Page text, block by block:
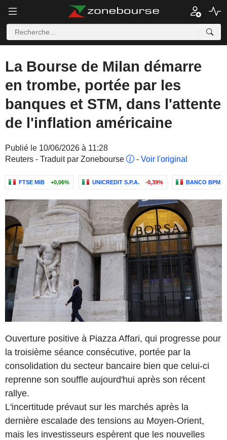
La Bourse de Milan démarre
en trombe, portée par les
banques et STM, dans l'attente
de l'inflation américaine
Publié le 10/06/2026 à 11:28
Reuters - Traduit par Zonebourse
- Voir l'original
FTSE MIB +0,06% UNICREDIT S.P.A. -0,39% BANCO BPM
Ouverture positive à Piazza Affari, qui progresse pour
la troisième séance consécutive, portée par la
consolidation du secteur bancaire bien que celui-ci
reprenne son souffle aujourd'hui après son récent
rallye.
L'incertitude prévaut sur les marchés après la
dernière escalade des tensions au Moyen-Orient,
mais les investisseurs espèrent que les nouvelles